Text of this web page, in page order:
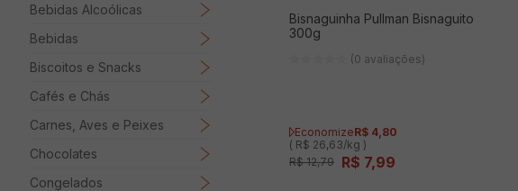
Bebidas Alcoólicas
Bebidas
Biscoitos e Snacks
Cafés e Chás
Carnes, Aves e Peixes
Chocolates
Congelados
Bisnaguinha Pullman Bisnaguito
300g
(0 avaliações)
EconomizeR$ 4 80
( R$ 26,63/kg )
R$ 12,79 R$ 7,99